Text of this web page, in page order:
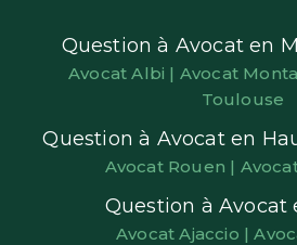
Question à Avocat en
Avocat Albi | Avocat
Toulouse
Question à Avocat en
Avocat Rouen |
Question à Avocat
Avocat Ajaccio |